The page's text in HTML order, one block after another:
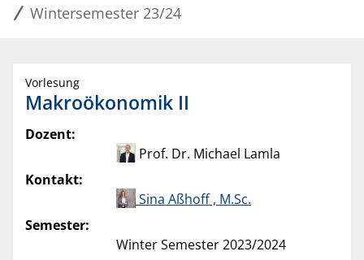
Wintersemester 23/24
Vorlesung
Makroökonomik II
Dozent:
Prof. Dr. Michael Lamla
Kontakt:
Sina Aßhoff , M.Sc.
Semester:
Winter Semester 2023/2024